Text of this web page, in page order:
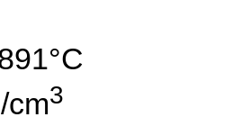
cm3